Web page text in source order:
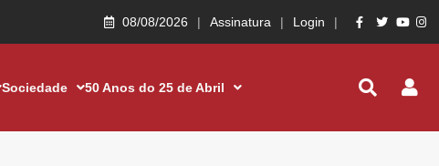
08/08/2026 Assinatura Login
Sociedade 50 Anos do 25 de Abril